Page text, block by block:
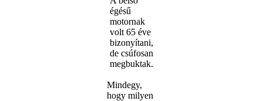
égésű
motornak
volt 65 éve
bizonyítani,
de csúfosan
megbuktak.
Mindegy,
hogy milyen